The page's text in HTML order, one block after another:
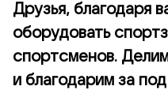
Друзья, благодаря
оборудовать
спортсменов.
и благодарим за